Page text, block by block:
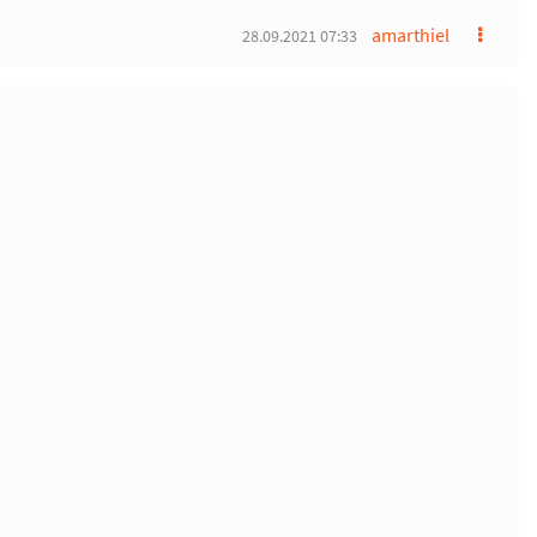
amarthiel
28.09.2021 07:33